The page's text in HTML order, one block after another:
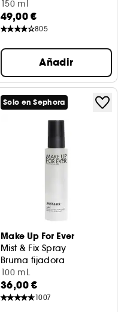
150 ml
49,00 €
805
Añadir
Solo en Sephora
Make Up For Ever
Mist & Fix Spray
Bruma fijadora
100 mL
36,00 €
1007